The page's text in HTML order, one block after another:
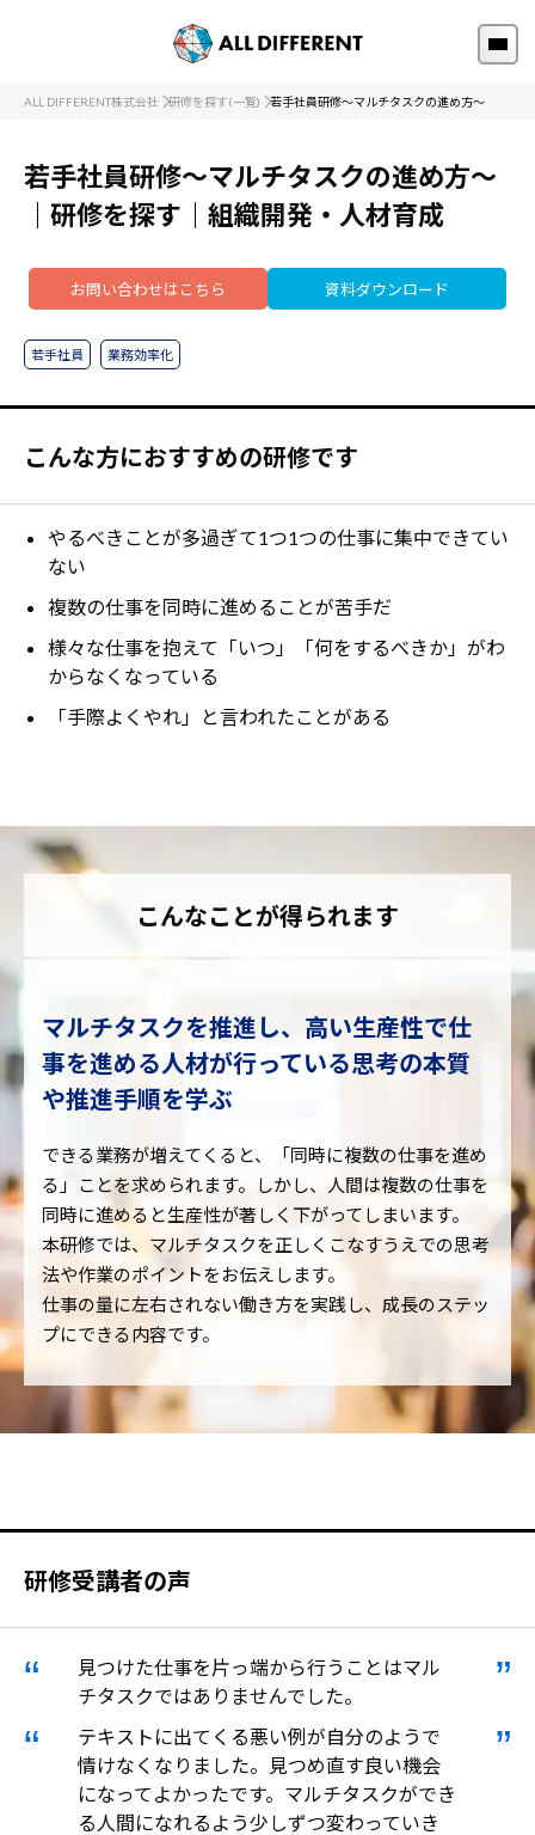
ALL DIFFERENT株式会社 研修を探す(一覧) 若手社員研修～マルチタスクの進め方～
若手社員研修～マルチタスクの進め方～
｜研修を探す｜組織開発・人材育成
若手社員 業務効率化
お問い合わせはこちら 資料ダウンロード
こんな方におすすめの研修です
やるべきことが多過ぎて1つ1つの仕事に集中できてい
ない
複数の仕事を同時に進めることが苦手だ
様々な仕事を抱えて「いつ」「何をするべきか」がわ
からなくなっている
「手際よくやれ」と言われたことがある
こんなことが得られます
マルチタスクを推進し、高い生産性で仕
事を進める人材が行っている思考の本質
や推進手順を学ぶ
できる業務が増えてくると、「同時に複数の仕事を進め
る」ことを求められます。しかし、人間は複数の仕事を
同時に進めると生産性が著しく下がってしまいます。
本研修では、マルチタスクを正しくこなすうえでの思考
法や作業のポイントをお伝えします。
仕事の量に左右されない働き方を実践し、成長のステッ
プにできる内容です。
研修受講者の声
見つけた仕事を片っ端から行うことはマル
チタスクではありませんでした。
テキストに出てくる悪い例が自分のようで
情けなくなりました。見つめ直す良い機会
になってよかったです。マルチタスクができ
る人間になれるよう少しずつ変わっていき